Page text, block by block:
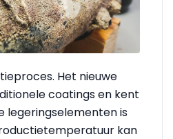
Het nieuwe
coatings en kent
legeringselementen is
kan